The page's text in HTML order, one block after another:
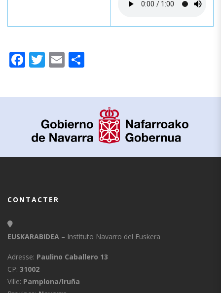
Facebook
Twitter
Email
CONTACTER
EUSKARABIDEA – Instituto Navarro del Euskera
Adresse: Paulino Caballero 13
CP: 31002
Ville: Pamplona/Iruña